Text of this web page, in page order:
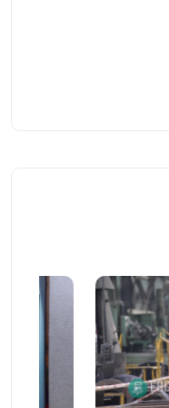
ГАЛАА
30/07/